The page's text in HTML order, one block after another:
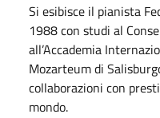
Si esibisce il pianista
1988 con studi al
all’Accademia
Mozarteum di
collaborazioni con
mondo.